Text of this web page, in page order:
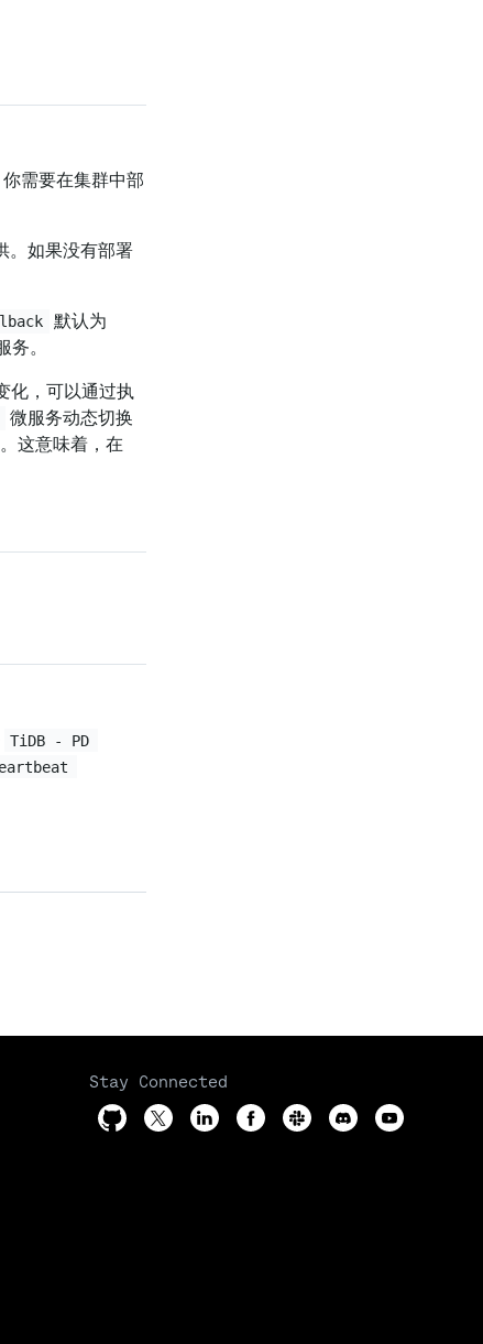
需要在集群中部
。如果没有部署
默认为
。
化，可以通过执
微服务动态切换
这意味着，在
TiDB - PD
Stay Connected